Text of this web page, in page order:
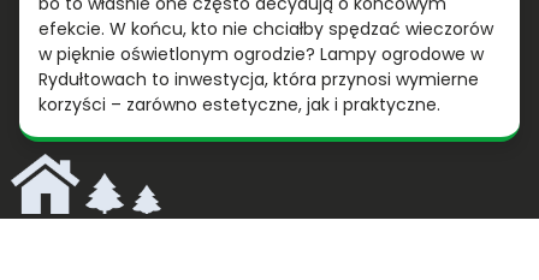
efekcie. W końcu, kto nie chciałby spędzać wieczorów
w pięknie oświetlonym ogrodzie? Lampy ogrodowe w
Rydułtowach to inwestycja, która przynosi wymierne
korzyści – zarówno estetyczne, jak i praktyczne.